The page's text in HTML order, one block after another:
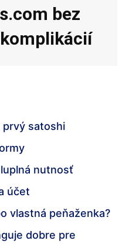
bez
prvý satoshi
nutnosť
účet
vlastná peňaženka?
dobre pre